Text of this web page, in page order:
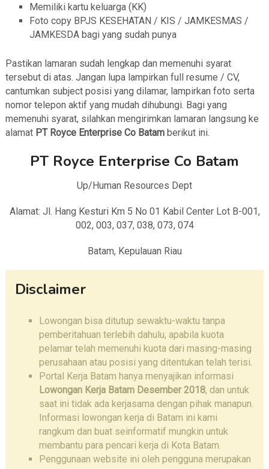
Memiliki kartu keluarga (KK)
Foto copy BPJS KESEHATAN / KIS / JAMKESMAS /
JAMKESDA bagi yang sudah punya
Pastikan lamaran sudah lengkap dan memenuhi syarat
tersebut di atas. Jangan lupa lampirkan full resume / CV,
cantumkan subject posisi yang dilamar, lampirkan foto serta
nomor telepon aktif yang mudah dihubungi. Bagi yang
memenuhi syarat, silahkan mengirimkan lamaran langsung ke
alamat PT Royce Enterprise Co Batamberikut ini.
PT Royce Enterprise Co Batam
Up/Human Resources Dept
Alamat: Jl. Hang Kesturi Km 5 No 01 Kabil Center Lot B-001,
002, 003, 037, 038, 073, 074
Batam, Kepulauan Riau
Disclaimer
Lowongan bisa ditutup sewaktu-waktu tanpa
pemberitahuan terlebih dahulu, apabila kuota
pelamar telah memenuhi kuota dari masing-masing
perusahaan atau posisi yang ditentukan telah terisi.
Portal Kerja Batam hanya menyajikan informasi
Lowongan Kerja Batam Desember 2018, dan untuk
saat ini tidak ada kerjasama dengan pihak manapun.
Informasi lowongan kerja di Batam ini kami
rangkum dan buat seinformatif mungkin untuk
membantu para pencari kerja di Kota Batam.
Penggunaan website ini oleh pengguna merupakan